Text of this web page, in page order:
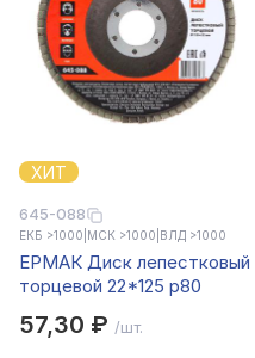
ХИТ
645-088
ЕКБ >1000 МСК >1000 ВЛД >1000
ЕРМАК Диск лепестковый
торцевой 22*125 р80
57,30 ₽ /шт.